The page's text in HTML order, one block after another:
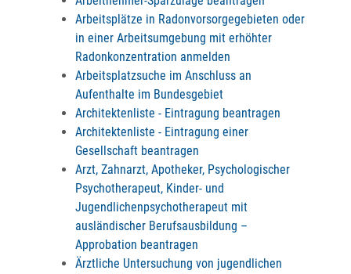
Arbeitsplätze in Radonvorsorgegebieten oder
in einer Arbeitsumgebung mit erhöhter
Radonkonzentration anmelden
Arbeitsplatzsuche im Anschluss an
Aufenthalte im Bundesgebiet
Architektenliste - Eintragung beantragen
Architektenliste - Eintragung einer
Gesellschaft beantragen
Arzt, Zahnarzt, Apotheker, Psychologischer
Psychotherapeut, Kinder- und
Jugendlichenpsychotherapeut mit
ausländischer Berufsausbildung –
Approbation beantragen
Ärztliche Untersuchung von jugendlichen